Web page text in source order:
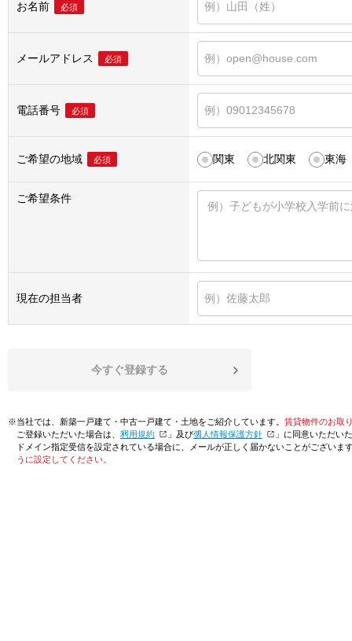
お名前 必須
メールアドレス 必須
電話番号 必須
ご希望の地域 必須 関東 北関東 東海
ご希望条件
現在の担当者
今すぐ登録する
※当社では、新築一戸建て・中古一戸建て・土地をご紹介しています。 賃貸物件のお取
ご登録いただいた場合は、「利用規約 」及び「個人情報保護方針
」に同意いただい
ドメイン指定受信を設定されている場合に、メールが正しく届かないことがございます
うに設定してください。